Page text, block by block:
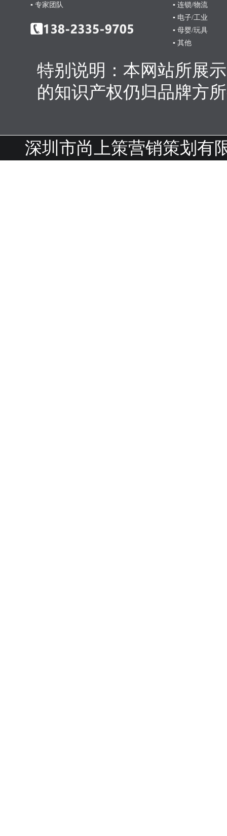
▪ 专家团队
▪ 连锁/物流
▪ 电子/工业
▪ 母婴/玩具
▪ 其他
特别说明：本网站所展
的知识产权仍归品牌方
深圳市尚上策营销策划